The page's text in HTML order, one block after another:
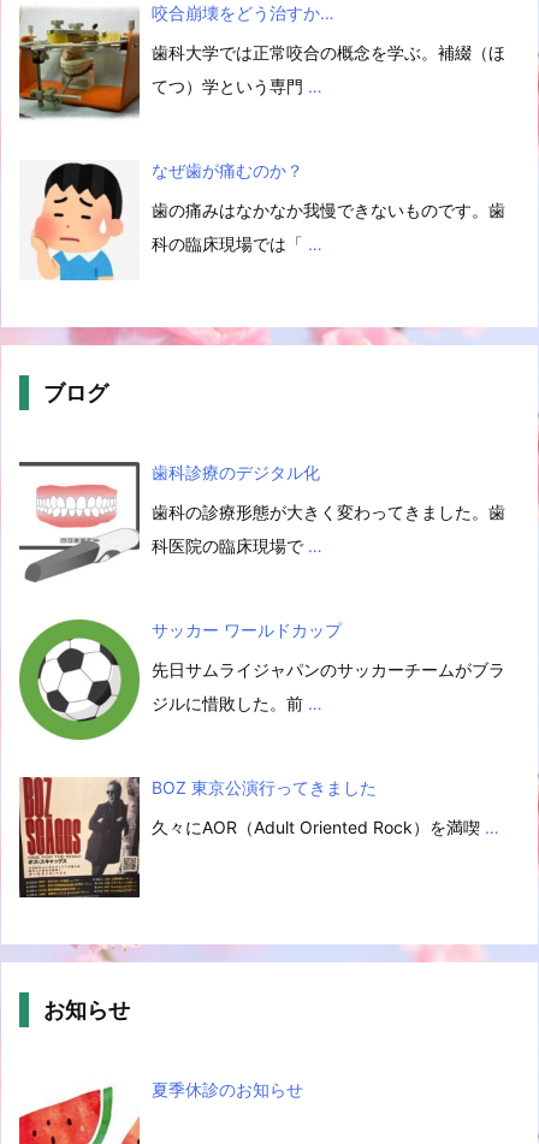
咬合崩壊をどう治すか…
歯科大学では正常咬合の概念を学ぶ。補綴（ほ
てつ）学という専門 …
なぜ歯が痛むのか？
歯の痛みはなかなか我慢できないものです。歯
科の臨床現場では「 …
ブログ
歯科診療のデジタル化
歯科の診療形態が大きく変わってきました。歯
科医院の臨床現場で …
サッカー ワールドカップ
先日サムライジャパンのサッカーチームがブラ
ジルに惜敗した。前 …
BOZ 東京公演行ってきました
久々にAOR（Adult Oriented Rock）を満喫 …
お知らせ
夏季休診のお知らせ